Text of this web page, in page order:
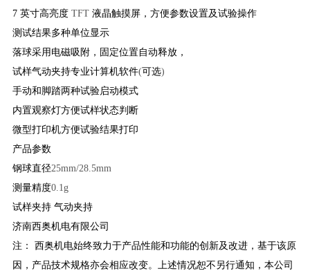
7 英寸高亮度TFT 液晶触摸屏，方便参数设置及试验操作
测试结果多种单位显示
落球采用电磁吸附，固定位置自动释放，
试样气动夹持专业计算机软件(可选)
手动和脚踏两种试验启动模式
内置观察灯方便试样状态判断
微型打印机方便试验结果打印
产品参数
钢球直径25mm/28.5mm
测量精度0.1g
试样夹持 气动夹持
济南西奥机电有限公司
注： 西奥机电始终致力于产品性能和功能的创新及改进，基于该原
因，产品技术规格亦会相应改变。上述情况恕不另行通知，本公司